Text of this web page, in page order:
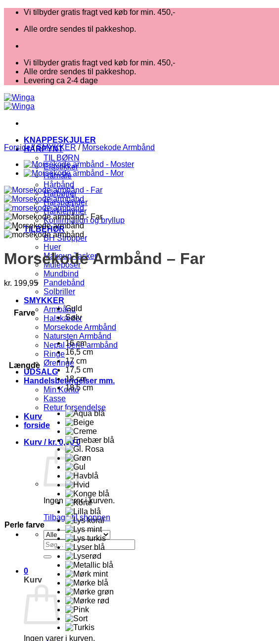
Fortsæt
indhold
Vi tilbyder gratis fragt ved køb for min. 450,-
Alle ordre sendes til pakkeshop.
Vi tilbyder gratis fragt ved køb for min. 450,-
Alle ordre sendes til pakkeshop.
Levering ca 2-4 dage
KNAPPESKJULER
HÅRPYNT
TIL BØRN
Elastikker
Hårnåle
Hårbånd
Hårbøjler
Hårspænder
Hårklemmer
Konfirmation og bryllup
TILBEHØR
BH Stropper
Huer
Makeup Tasker
Muleposer
Mundbind
Pandebånd
Solbriller
SMYKKER
Armbånd
Halskæder
Morsekode Armbånd
Natursten Armbånd
Nepal perle armbånd
Ringe
Øreringe
UDSALG
Handelsbetingelser mm.
Min Konto
Kasse
Retur forsendelse
Kurv
forside
Kurv / kr.0,00 0
Ingen varer i kurven.
Tilbage til shoppen
Søg
efter:
0
Kurv
Ingen varer i kurven.
Forside / SMYKKER / Morsekode Armbånd
Morsekode Armbånd – Far
kr. 199,95
Farve
Guld
Sølv
Længde
16 cm
16,5 cm
17 cm
17,5 cm
18 cm
18,5 cm
Perle farve